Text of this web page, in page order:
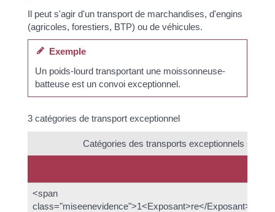
Il peut s'agir d'un transport de marchandises, d'engins
(agricoles, forestiers, BTP) ou de véhicules.
Exemple
Un poids-lourd transportant une moissonneuse-
batteuse est un convoi exceptionnel.
3 catégories de transport exceptionnel
Catégories des transports exceptionnels selon
<span
class="miseenevidence">1<Exposant>re</Exposant>